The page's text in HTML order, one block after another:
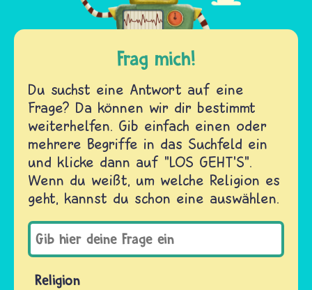
Frag mich!
Du suchst eine Antwort auf eine
Frage? Da können wir dir bestimmt
weiterhelfen. Gib einfach einen oder
mehrere Begriffe in das Suchfeld ein
und klicke dann auf "LOS GEHT'S".
Wenn du weißt, um welche Religion es
geht, kannst du schon eine auswählen.
Religion